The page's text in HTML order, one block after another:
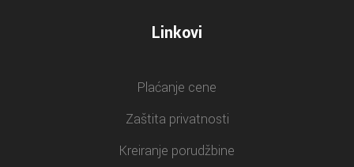
Linkovi
Plaćanje cene
Zaštita privatnosti
Kreiranje porudžbine